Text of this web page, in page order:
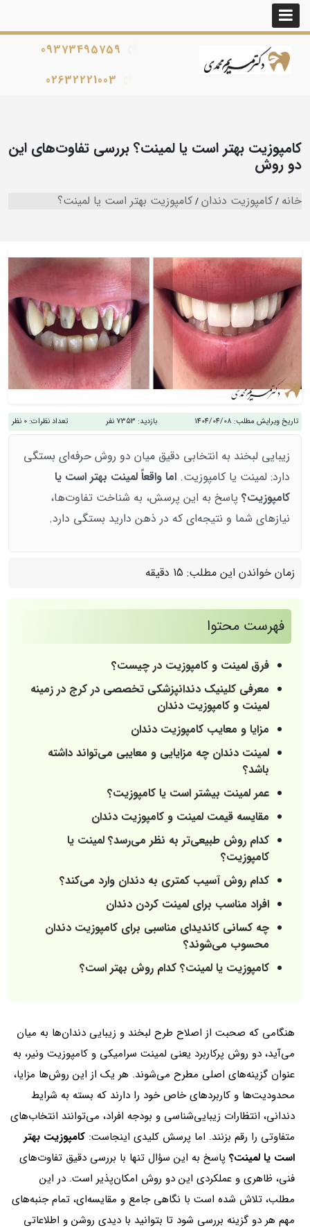
09373495759
02632221003
کامپوزیت بهتر است یا لمینت؟ بررسی تفاوت‌های این
دو روش
خانه کامپوزیت دندان کامپوزیت بهتر است یا لمینت؟
تاریخ ویرایش مطلب: 1404/04/08 بازدید: 7353 نفر تعداد نظرات: 0 نظر
زیبایی لبخند به انتخابی دقیق میان دو روش حرفه‌ای بستگی
دارد: لمینت یا کامپوزیت. اما واقعاً لمینت بهتر است یا
کامپوزیت؟ پاسخ به این پرسش، به شناخت تفاوت‌ها،
نیازهای شما و نتیجه‌ای که در ذهن دارید بستگی دارد.
زمان خواندن این مطلب: 15 دقیقه
فهرست محتوا
فرق لمینت و کامپوزیت در چیست؟
معرفی کلینیک دندانپزشکی تخصصی در کرج در زمینه
لمینت و کامپوزیت دندان
مزایا و معایب کامپوزیت دندان
لمینت دندان چه مزایایی و معایبی می‌تواند داشته
باشد؟
عمر لمینت بیشتر است یا کامپوزیت؟
مقایسه قیمت لمینت و کامپوزیت دندان
کدام روش طبیعی‌تر به نظر می‌رسد؟ لمینت یا
کامپوزیت؟
کدام روش آسیب کمتری به دندان وارد می‌کند؟
افراد مناسب برای لمینت کردن دندان
چه کسانی کاندیدای مناسبی برای کامپوزیت دندان
محسوب می‌شوند؟
کامپوزیت یا لمینت؟ کدام روش بهتر است؟
هنگامی که صحبت از اصلاح طرح لبخند و زیبایی دندان‌ها به میان
می‌آید، دو روش پرکاربرد یعنی لمینت سرامیکی و کامپوزیت ونیر، به
عنوان گزینه‌های اصلی مطرح می‌شوند. هر یک از این روش‌ها مزایا،
محدودیت‌ها و کاربردهای خاص خود را دارند که بسته به شرایط
دندانی، انتظارات زیبایی‌شناسی و بودجه افراد، می‌توانند انتخاب‌های
متفاوتی را رقم بزنند. اما پرسش کلیدی اینجاست: کامپوزیت بهتر
است یا لمینت؟ پاسخ به این سؤال تنها با بررسی دقیق تفاوت‌های
فنی، ظاهری و عملکردی این دو روش امکان‌پذیر است. در این
مطلب، تلاش شده است با نگاهی جامع و مقایسه‌ای، تمام جنبه‌های
مهم هر دو گزینه بررسی شود تا بتوانید با دیدی روشن و اطلاعاتی